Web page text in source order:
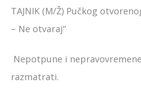
TAJNIK (M/Ž) Pučkog
– Ne otvaraj“
Nepotpune i
razmatrati.